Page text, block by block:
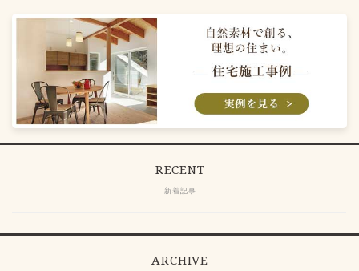
RECENT
新着記事
ARCHIVE